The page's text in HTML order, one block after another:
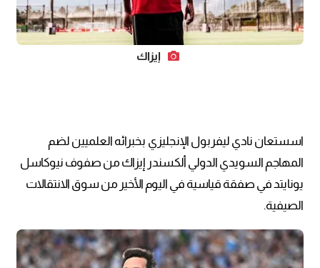
إيزاك
اسستعان نادي ليفربول الإنجليزي بخبرائه العلميين لضم
المهاجم السويدي الدولي ألكسندر إيزاك من صفوف نيوكاسل
يونايتد في صفقة قياسية في اليوم الأخير من سوق الانتقالات
الصيفية.